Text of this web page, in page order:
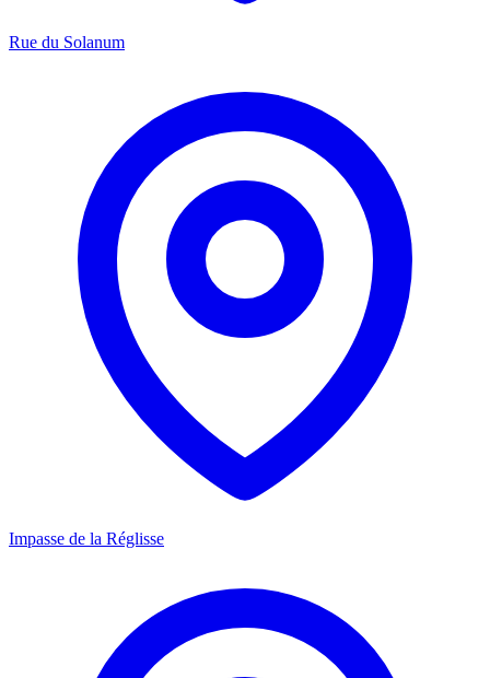
Rue du Solanum
Impasse de la Réglisse